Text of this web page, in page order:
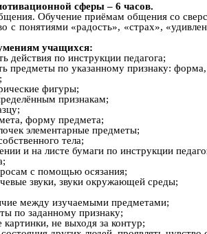
сферы – 6 часов.
Обучение приёмам общения со
с понятиями «радость», «страх»,
учащихся:
действия по инструкции педагога;
предметы по указанному признаку: форма,
фигуры;
признакам;
форму предмета;
элементарные предметы;
тела;
и на листе бумаги по инструкции
с помощью осязания;
звуки, звуки окружающей среды;
между изучаемыми предметами;
по заданному признаку;
не выходя за контур;